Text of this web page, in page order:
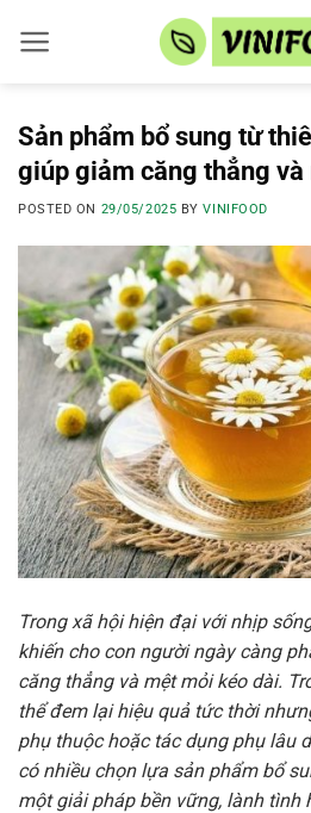
Sản phẩm bổ sung từ
giúp giảm căng thẳng
POSTED ON 29/05/2025 BYVINIFOOD
Trong xã hội hiện đại với nhịp
khiến cho con người ngày càng
căng thẳng và mệt mỏi kéo dài.
thể đem lại hiệu quả tức thời
phụ thuộc hoặc tác dụng phụ lâu
có nhiều chọn lựa sản phẩm bổ
một giải pháp bền vững, lành tình